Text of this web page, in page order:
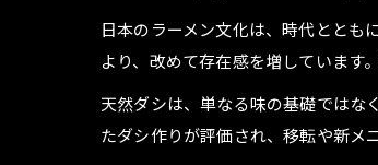
日本のラーメン文化は、時代ととも
より、改めて存在感を増しています
天然ダシは、単なる味の基礎ではな
たダシ作りが評価され、移転や新メ